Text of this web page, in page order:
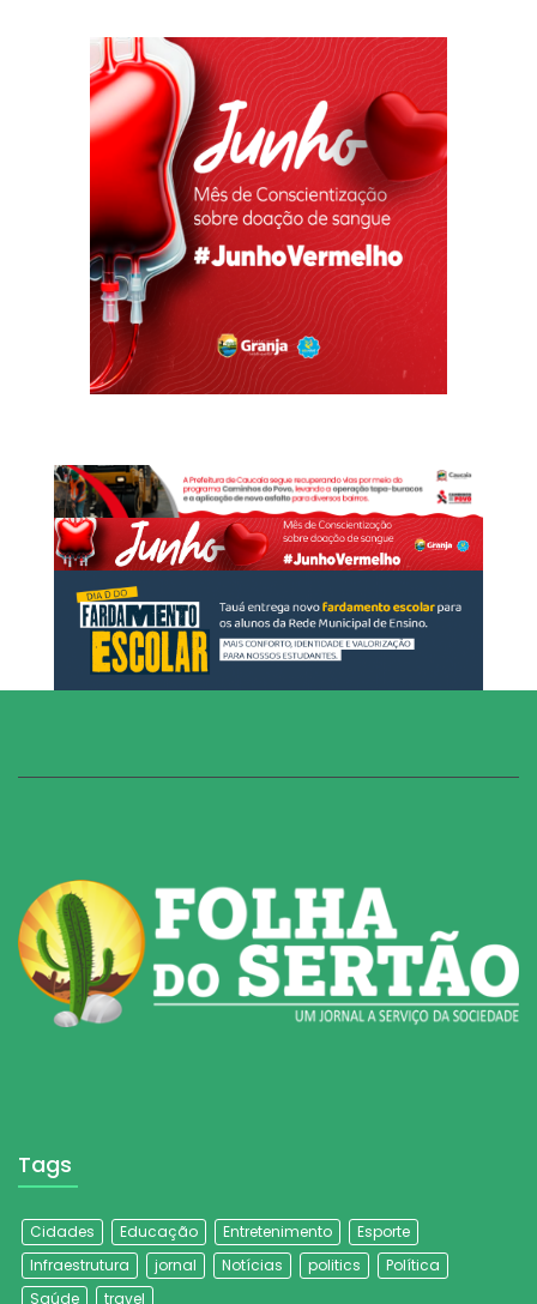
Tags
Cidades Educação Entretenimento
Esporte
Infraestrutura
jornal Notícias politics
Política
Saúde
travel